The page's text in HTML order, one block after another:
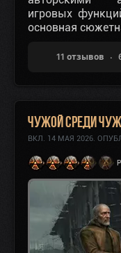
игровых
основная
11 отзывов
Чужой среди
ВКЛ. 14 МАЯ 2026.